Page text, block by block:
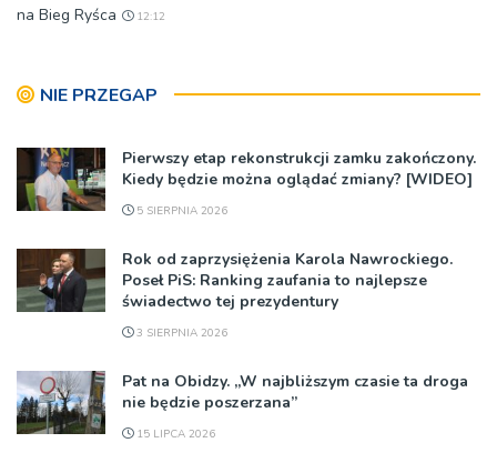
na Bieg Ryśca
12:12
NIE PRZEGAP
Pierwszy etap rekonstrukcji zamku zakończony.
Kiedy będzie można oglądać zmiany? [WIDEO]
5 SIERPNIA 2026
Rok od zaprzysiężenia Karola Nawrockiego.
Poseł PiS: Ranking zaufania to najlepsze
świadectwo tej prezydentury
3 SIERPNIA 2026
Pat na Obidzy. „W najbliższym czasie ta droga
nie będzie poszerzana”
15 LIPCA 2026